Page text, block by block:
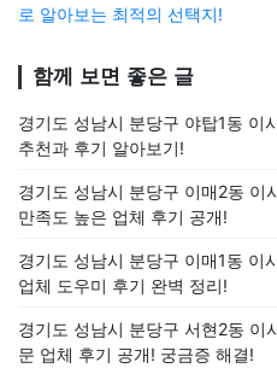
로 알아보는 최적의 선택지!
함께 보면 좋은 글
경기도 성남시 분당구 야탑1동 이
추천과 후기 알아보기!
경기도 성남시 분당구 이매2동 이
만족도 높은 업체 후기 공개!
경기도 성남시 분당구 이매1동 이
업체 도우미 후기 완벽 정리!
경기도 성남시 분당구 서현2동 이
문 업체 후기 공개! 궁금증 해결!